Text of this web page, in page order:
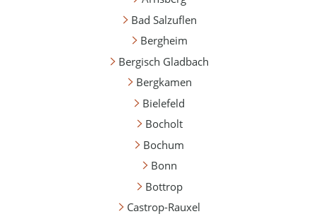
Bad Salzuflen
Bergheim
Bergisch Gladbach
Bergkamen
Bielefeld
Bocholt
Bochum
Bonn
Bottrop
Castrop-Rauxel